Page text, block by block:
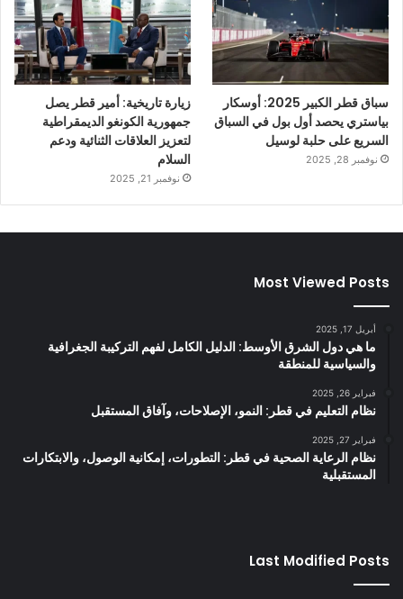
سباق قطر الكبير 2025: أوسكار
بياستري يحصد أول بول في السباق
السريع على حلبة لوسيل
نوفمبر 28, 2025
زيارة تاريخية: أمير قطر يصل
جمهورية الكونغو الديمقراطية
لتعزيز العلاقات الثنائية ودعم
السلام
نوفمبر 21, 2025
Most Viewed Posts
أبريل 17, 2025
ما هي دول الشرق الأوسط: الدليل الكامل لفهم التركيبة الجغرافية
والسياسية للمنطقة
فبراير 26, 2025
نظام التعليم في قطر: النمو، الإصلاحات، وآفاق المستقبل
فبراير 27, 2025
نظام الرعاية الصحية في قطر: التطورات، إمكانية الوصول، والابتكارات
المستقبلية
Last Modified Posts